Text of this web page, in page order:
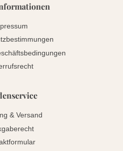
& Versand